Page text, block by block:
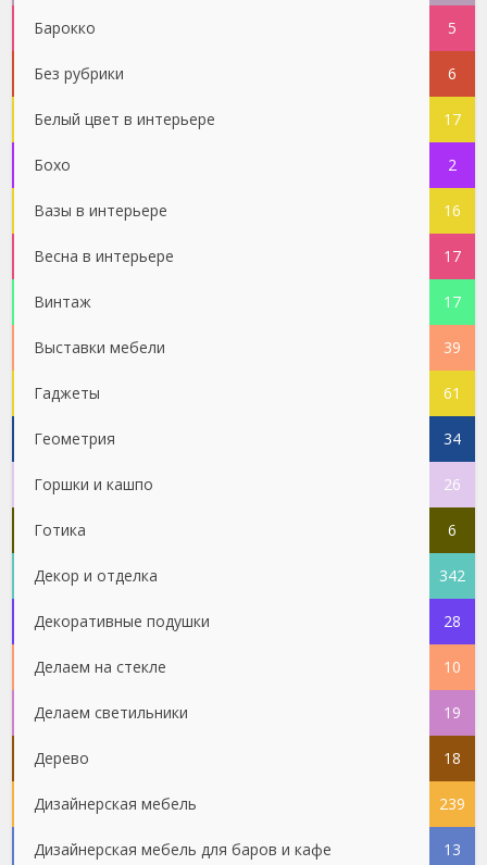
Барокко 5
Без рубрики 6
Белый цвет в интерьере 17
Бохо 2
Вазы в интерьере 16
Весна в интерьере 17
Винтаж 17
Выставки мебели 39
Гаджеты 61
Геометрия 34
Горшки и кашпо 26
Готика 6
Декор и отделка 342
Декоративные подушки 28
Делаем на стекле 10
Делаем светильники 19
Дерево 18
Дизайнерская мебель 239
Дизайнерская мебель для баров и кафе 13